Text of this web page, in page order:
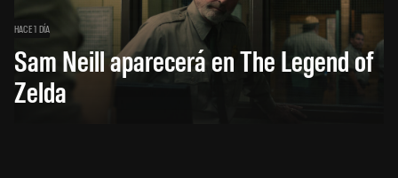
HACE 1 DÍA
Sam Neill aparecerá en The Legend of
Zelda